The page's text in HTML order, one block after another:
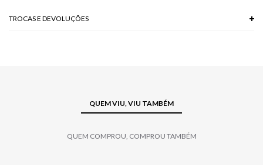
TROCAS E DEVOLUÇÕES
QUEM VIU, VIU TAMBÉM
QUEM COMPROU, COMPROU TAMBÉM